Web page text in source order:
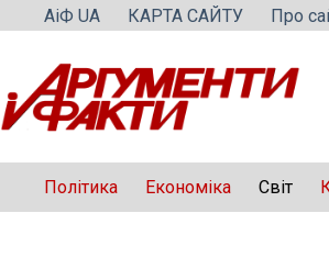
Перейти
вмісту
АіФ UA КАРТА САЙТУ Про
Політика Економіка Світ